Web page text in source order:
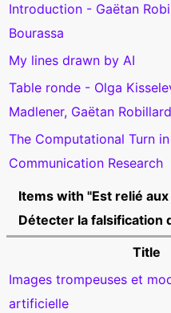
Introduction - Gaëtan
Bourassa
My lines drawn by AI
Table ronde - Olga
Madlener, Gaëtan Robillard
The Computational Turn
Communication Research
Items with "Est relié
Détecter la falsification
Title
Images trompeuses et
artificielle